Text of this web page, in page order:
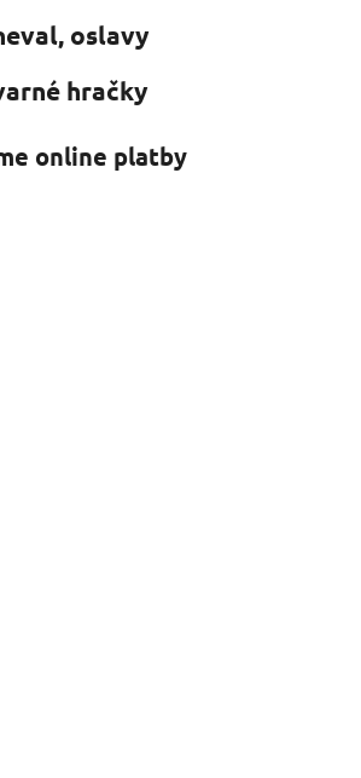
oslavy
hračky
online platby